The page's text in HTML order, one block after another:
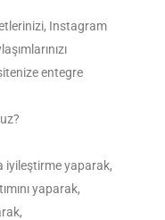
Instagram
entegre
iyileştirme yaparak,
yaparak,